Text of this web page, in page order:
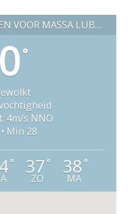
WEERSVERWACHTINGEN VOOR MASSA LUBRENSE (ITALIË)
°
4m/s NNO
Min 28
° 37°
ZO
38°
MA